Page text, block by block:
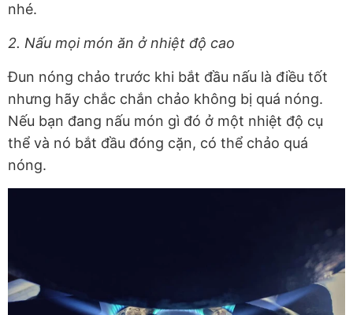
nhé.
2. Nấu mọi món ăn ở nhiệt độ cao
Đun nóng chảo trước khi bắt đầu nấu là điều tốt
nhưng hãy chắc chắn chảo không bị quá nóng.
Nếu bạn đang nấu món gì đó ở một nhiệt độ cụ
thể và nó bắt đầu đóng cặn, có thể chảo quá
nóng.